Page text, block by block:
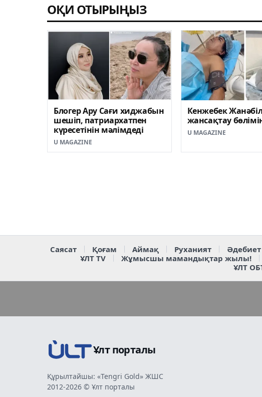
ОҚИ ОТЫРЫҢЫЗ
Блогер Ару Сағи хиджабын
шешіп, патриархатпен
күресетінін мәлімдеді
U MAGAZINE
Кенжебек
жансақтау
U MAGAZINE
Саясат Қоғам Аймақ Руханият Әдебиет
ҰЛТ TV
Жұмысшы мамандықтар жылы!
ҰЛТ
Ұлт порталы
Құрылтайшы: «Tengri Gold» ЖШС
2012-2026 © Ұлт порталы